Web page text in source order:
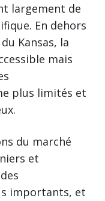
largement de
En dehors
Kansas, la
mais
plus limités et
du marché
et
importants, et